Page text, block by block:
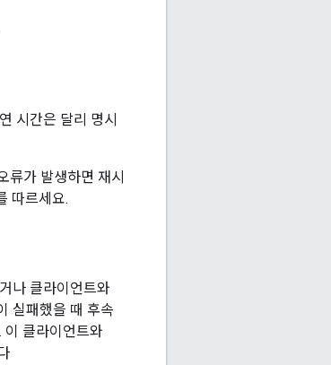
시간은 달리 명시
류가 발생하면 재시
따르세요.
나 클라이언트와
실패했을 때 후속
클라이언트와